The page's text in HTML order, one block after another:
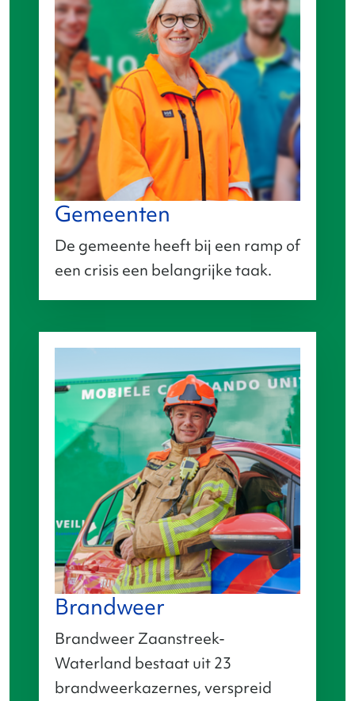
Gemeenten
De gemeente heeft bij een ramp of
een crisis een belangrijke taak.
Brandweer
Brandweer Zaanstreek-
Waterland bestaat uit 23
brandweerkazernes, verspreid